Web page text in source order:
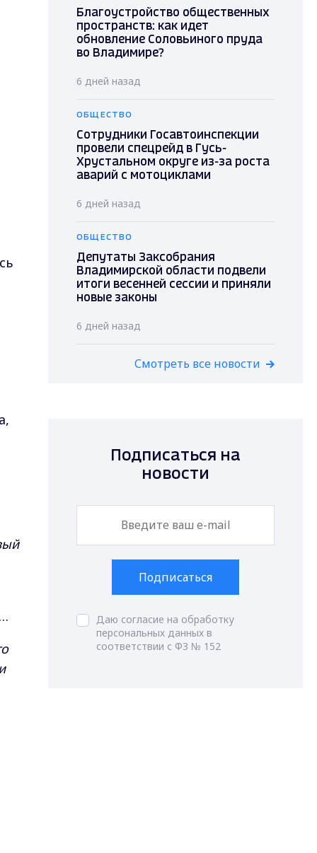
Благоустройство общественных
пространств: как идет
обновление Соловьиного пруда
во Владимире?
6 дней назад
ОБЩЕСТВО
Сотрудники Госавтоинспекции
провели спецрейд в Гусь-
Хрустальном округе из-за роста
аварий с мотоциклами
6 дней назад
ОБЩЕСТВО
Депутаты Заксобрания
Владимирской области подвели
итоги весенней сессии и приняли
новые законы
6 дней назад
Смотреть все новости
Подписаться на
новости
Подписаться
Даю согласие на обработку
персональных данных в
соответствии с ФЗ № 152